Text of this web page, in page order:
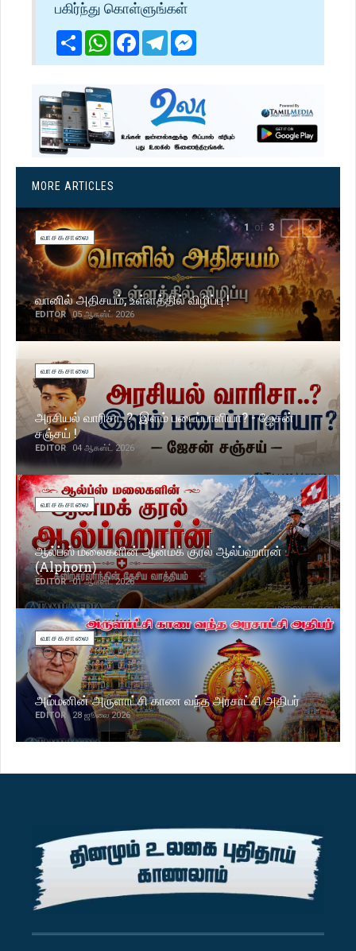
பகிர்ந்து கொள்ளுங்கள்
ShareWhatsApp
Facebook
Telegram
MORE ARTICLES
வாசகசாலை
வானில் அதிசயம், உள்ளத்தில் விழிப்பு !
EDITOR 05 ஆகஸ்ட் 2026
வாசகசாலை
அரசியல் வாரிசா..? இளம் படைப்பாளியா? - ஜேசன்
சஞ்சய் !
EDITOR 04 ஆகஸ்ட் 2026
வாசகசாலை
ஆல்ப்ஸ் மலைகளின் ஆன்மக் குரல் ஆல்ப்ஹார்ன்
(Alphorn)
EDITOR 01 ஆகஸ்ட் 2026
வாசகசாலை
அம்மனின் அருளாட்சி காண வந்த அரசாட்சி அதிபர்
EDITOR 28 ஜூலை 2026
1 of 3 PREVIOUS
NEXT